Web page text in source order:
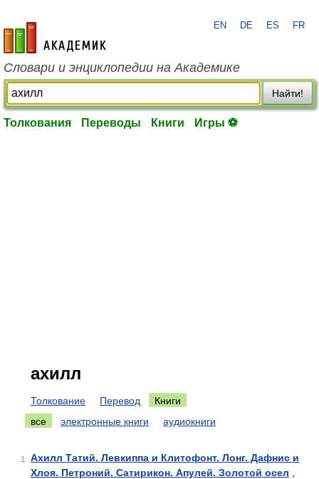
academic.ru
EN DE ES FR
Словари и энциклопедии на Академике
Найти!
Толкования Переводы Книги Игры ⚽
ахилл
Толкование Перевод
Книги
все
электронные книги аудиокниги
1
Ахилл Татий. Левкиппа и Клитофонт. Лонг. Дафнис и
Хлоя. Петроний. Сатирикон. Апулей. Золотой осел